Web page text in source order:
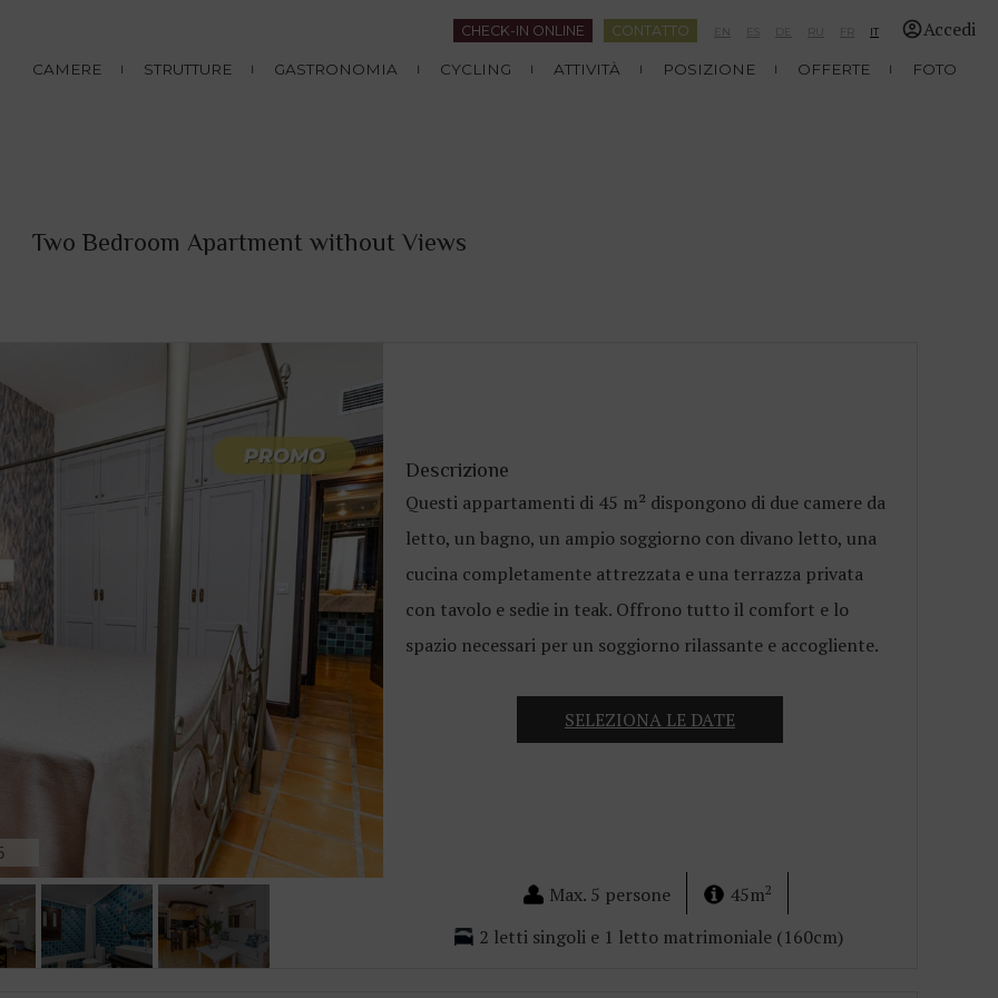
Accedi
EN RU FR IT
CONTATTO
CHECK-IN ONLINE
CAMERE STRUTTURE GASTRONOMIA CYCLING ATTIVITÀ POSIZIONE OFFERTE FOTO
Two Bedroom Apartment without Views
Max. 5 persone 45m2
2 letti singoli e 1 letto matrimoniale (160cm)
Descrizione
Questi appartamenti di 45 m² dispongono di due camere da
letto, un bagno, un ampio soggiorno con divano letto, una
cucina completamente attrezzata e una terrazza privata
con tavolo e sedie in teak. Offrono tutto il comfort e lo
spazio necessari per un soggiorno rilassante e accogliente.
SELEZIONA LE DATE